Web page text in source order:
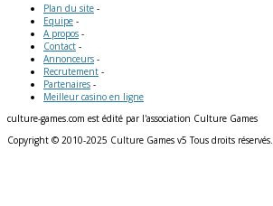
Plan du site -
Equipe -
A propos -
Contact -
Annonceurs -
Recrutement -
Partenaires -
Meilleur casino en ligne
culture-games.com est édité par l'association Culture Games
Copyright © 2010-2025 Culture Games v5 Tous droits réservés.